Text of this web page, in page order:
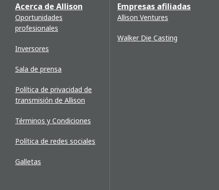
Acerca de Allison
Oportunidades
profesionales
Inversores
Sala de prensa
Política de privacidad de
transmisión de Allison
Términos y Condiciones
Política de redes sociales
Galletas
Empresas afiliadas
Allison Ventures
Walker Die Casting